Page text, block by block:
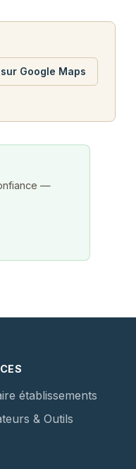
Google Maps
—
établissements
& Outils